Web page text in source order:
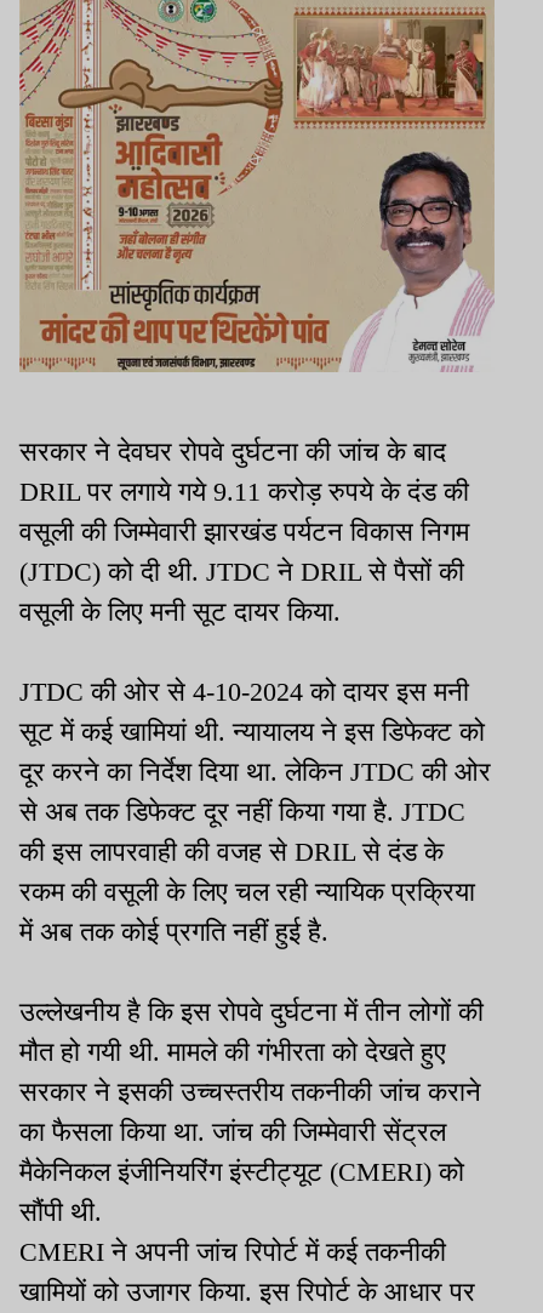
सरकार ने देवघर रोपवे दुर्घटना की जांच के बाद
DRIL पर लगाये गये 9.11 करोड़ रुपये के दंड की
वसूली की जिम्मेवारी झारखंड पर्यटन विकास निगम
(JTDC) को दी थी. JTDC ने DRIL से पैसों की
वसूली के लिए मनी सूट दायर किया.
JTDC की ओर से 4-10-2024 को दायर इस मनी
सूट में कई खामियां थी. न्यायालय ने इस डिफेक्ट को
दूर करने का निर्देश दिया था. लेकिन JTDC की ओर
से अब तक डिफेक्ट दूर नहीं किया गया है. JTDC
की इस लापरवाही की वजह से DRIL से दंड के
रकम की वसूली के लिए चल रही न्यायिक प्रक्रिया
में अब तक कोई प्रगति नहीं हुई है.
उल्लेखनीय है कि इस रोपवे दुर्घटना में तीन लोगों की
मौत हो गयी थी. मामले की गंभीरता को देखते हुए
सरकार ने इसकी उच्चस्तरीय तकनीकी जांच कराने
का फैसला किया था. जांच की जिम्मेवारी सेंट्रल
मैकेनिकल इंजीनियरिंग इंस्टीट्यूट (CMERI) को
सौंपी थी.
CMERI ने अपनी जांच रिपोर्ट में कई तकनीकी
खामियों को उजागर किया. इस रिपोर्ट के आधार पर